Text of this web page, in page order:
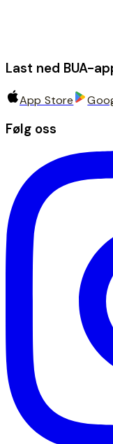
Last ned BUA-
App Store
Følg oss